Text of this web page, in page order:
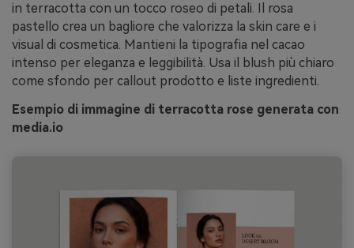
in terracotta con un tocco roseo di petali. Il rosa
pastello crea un bagliore che valorizza la skin care e i
visual di cosmetica. Mantieni la tipografia nel cacao
intenso per eleganza e leggibilità. Usa il blush più chiaro
come sfondo per callout prodotto e liste ingredienti.
Esempio di immagine di terracotta rose generata con
media.io